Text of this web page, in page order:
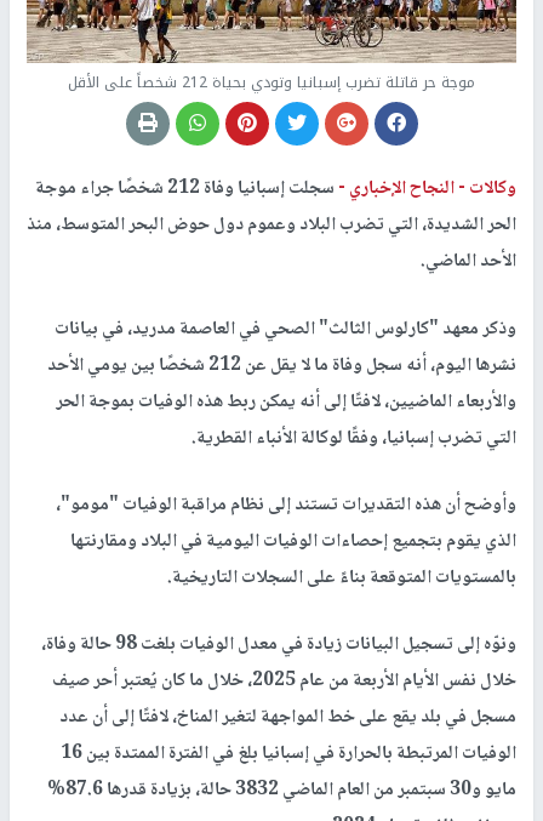
موجة حر قاتلة تضرب إسبانيا وتودي بحياة 212 شخصاً على الأقل
وكالات -النجاح الإخباري -
سجلت إسبانيا وفاة 212 شخصًا جراء موجة
الحر الشديدة، التي تضرب البلاد وعموم دول حوض البحر المتوسط، منذ
الأحد الماضي.
وذكر معهد "كارلوس الثالث" الصحي في العاصمة مدريد، في بيانات
نشرها اليوم، أنه سجل وفاة ما لا يقل عن 212 شخصًا بين يومي الأحد
والأربعاء الماضيين، لافتًا إلى أنه يمكن ربط هذه الوفيات بموجة الحر
التي تضرب إسبانيا، وفقًا لوكالة الأنباء القطرية.
وأوضح أن هذه التقديرات تستند إلى نظام مراقبة الوفيات "مومو"،
الذي يقوم بتجميع إحصاءات الوفيات اليومية في البلاد ومقارنتها
بالمستويات المتوقعة بناءً على السجلات التاريخية.
ونوّه إلى تسجيل البيانات زيادة في معدل الوفيات بلغت 98 حالة وفاة،
خلال نفس الأيام الأربعة من عام 2025، خلال ما كان يُعتبر أحر صيف
مسجل في بلد يقع على خط المواجهة لتغير المناخ، لافتًا إلى أن عدد
الوفيات المرتبطة بالحرارة في إسبانيا بلغ في الفترة الممتدة بين 16
مايو و30 سبتمبر من العام الماضي 3832 حالة، بزيادة قدرها 87.6%